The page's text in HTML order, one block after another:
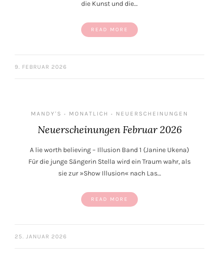
die Kunst und die…
READ MORE
9. FEBRUAR 2026
MANDY'S • MONATLICH • NEUERSCHEINUNGEN
Neuerscheinungen Februar 2026
A lie worth believing – Illusion Band 1 (Janine Ukena)
Für die junge Sängerin Stella wird ein Traum wahr, als
sie zur »Show Illusion« nach Las…
READ MORE
25. JANUAR 2026